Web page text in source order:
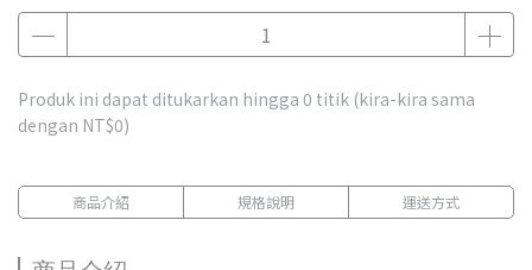
Produk ini dapat ditukarkan hingga 0 titik (kira-kira sama
dengan NT$0)
商品介紹 規格說明 運送方式